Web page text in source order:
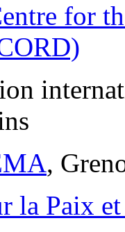
for
,
la Paix